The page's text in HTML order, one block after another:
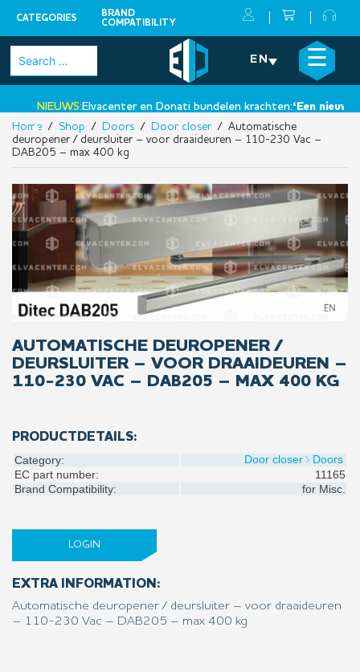
CATEGORIES
BRAND
COMPATIBILITY
Skip
Search
for:
EN ☰
NIEUWS:Elvacenter en Donati bundelen krachten:‘Een nieuwe
•
×
Home / Shop / Doors / Door closer/ Automatische
deuropener / deursluiter – voor draaideuren – 110-230 Vac –
DAB205 – max 400 kg
AUTOMATISCHE DEUROPENER /
DEURSLUITER – VOOR DRAAIDEUREN –
110-230 VAC – DAB205 – MAX 400 KG
PRODUCTDETAILS:
Category: Door closer
Doors
EC part number:
11165
Brand Compatibility:
for Misc.
LOGIN
EXTRA INFORMATION:
Automatische deuropener / deursluiter – voor draaideuren
– 110-230 Vac – DAB205 – max 400 kg